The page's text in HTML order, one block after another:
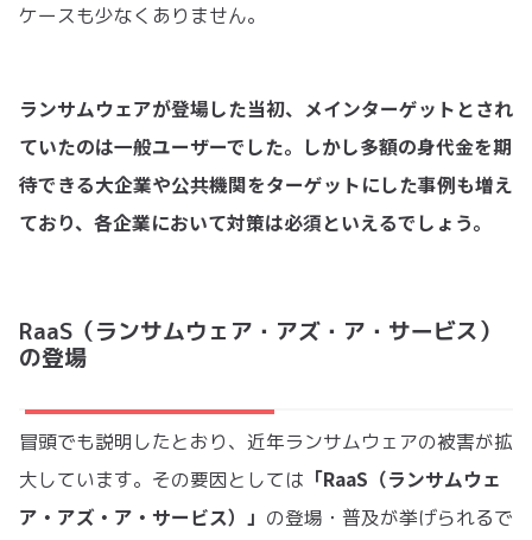
ケースも少なくありません。
ランサムウェアが登場した当初、メインターゲットとされ
ていたのは一般ユーザーでした。しかし多額の身代金を期
待できる大企業や公共機関をターゲットにした事例も増え
ており、各企業において対策は必須といえるでしょう。
RaaS（ランサムウェア・アズ・ア・サービス）
の登場
冒頭でも説明したとおり、近年ランサムウェアの被害が拡
大しています。その要因としては 「RaaS（ランサムウェ
ア・アズ・ア・サービス）」 の登場・普及が挙げられるで